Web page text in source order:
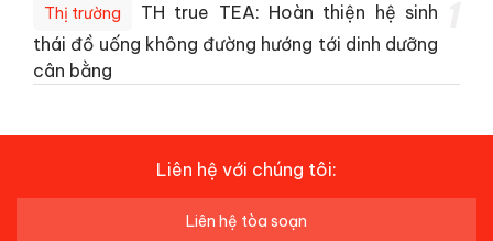
Thị trường
TH true TEA: Hoàn thiện hệ sinh
thái đồ uống không đường hướng tới dinh dưỡng
cân bằng
Liên hệ với chúng tôi:
Liên hệ tòa soạn